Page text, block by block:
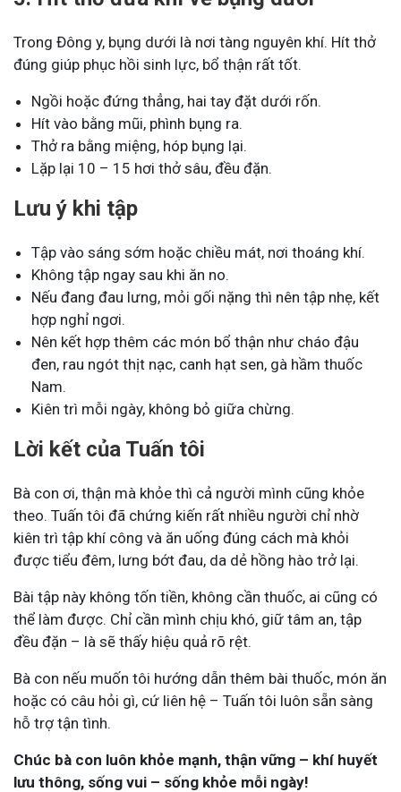
Trong Đông y, bụng dưới là nơi tàng nguyên khí. Hít thở
đúng giúp phục hồi sinh lực, bổ thận rất tốt.
Ngồi hoặc đứng thẳng, hai tay đặt dưới rốn.
Hít vào bằng mũi, phình bụng ra.
Thở ra bằng miệng, hóp bụng lại.
Lặp lại 10 – 15 hơi thở sâu, đều đặn.
Lưu ý khi tập
Tập vào sáng sớm hoặc chiều mát, nơi thoáng khí.
Không tập ngay sau khi ăn no.
Nếu đang đau lưng, mỏi gối nặng thì nên tập nhẹ, kết
hợp nghỉ ngơi.
Nên kết hợp thêm các món bổ thận như cháo đậu
đen, rau ngót thịt nạc, canh hạt sen, gà hầm thuốc
Nam.
Kiên trì mỗi ngày, không bỏ giữa chừng.
Lời kết của Tuấn tôi
Bà con ơi, thận mà khỏe thì cả người mình cũng khỏe
theo. Tuấn tôi đã chứng kiến rất nhiều người chỉ nhờ
kiên trì tập khí công và ăn uống đúng cách mà khỏi
được tiểu đêm, lưng bớt đau, da dẻ hồng hào trở lại.
Bài tập này không tốn tiền, không cần thuốc, ai cũng có
thể làm được. Chỉ cần mình chịu khó, giữ tâm an, tập
đều đặn – là sẽ thấy hiệu quả rõ rệt.
Bà con nếu muốn tôi hướng dẫn thêm bài thuốc, món ăn
hoặc có câu hỏi gì, cứ liên hệ – Tuấn tôi luôn sẵn sàng
hỗ trợ tận tình.
Chúc bà con luôn khỏe mạnh, thận vững – khí huyết
lưu thông, sống vui – sống khỏe mỗi ngày!